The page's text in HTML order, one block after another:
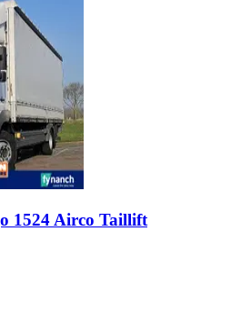
1524 Airco Taillift